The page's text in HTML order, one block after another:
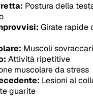
Postura della
Girate rapide
Muscoli
Attività ripetitive
muscolare da stress
Lesioni al
guarite